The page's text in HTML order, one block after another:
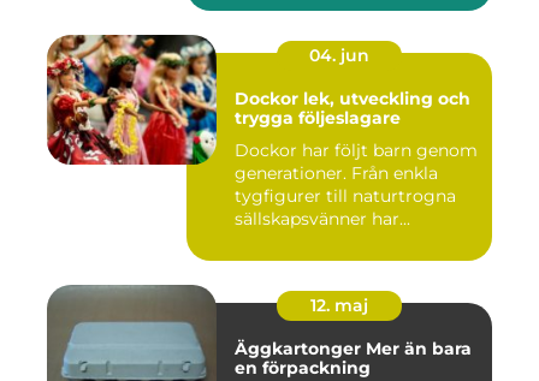
04. jun
Dockor lek, utveckling och
trygga följeslagare
Dockor har följt barn genom
generationer. Från enkla
tygfigurer till naturtrogna
sällskapsvänner har...
12. maj
Äggkartonger Mer än bara
en förpackning